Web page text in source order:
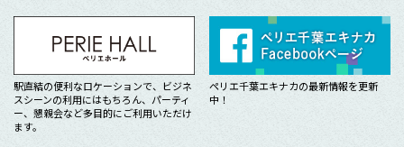
駅直結の便利なロケーションで、ビジネ
スシーンの利用にはもちろん、パーティ
ー、懇親会など多目的にご利用いただけ
ます。
ペリエ千葉エキナカの最新情報を更新
中！